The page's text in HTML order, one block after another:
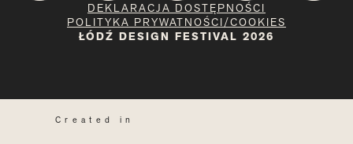
ŁÓDŹ DESIGN FESTIVAL 2026
POLITYKA PRYWATNOŚCI/COOKIES
DEKLARACJA DOSTĘPNOŚCI
Created in